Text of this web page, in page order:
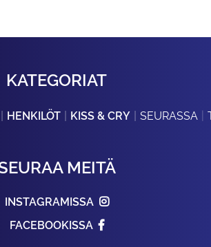
KATEGORIAT
HENKILÖT KISS & CRY SEURASSA
MEITÄ
INSTAGRAMISSA
FACEBOOKISSA